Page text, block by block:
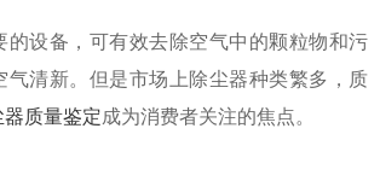
的设备，可有效去除空气中的颗粒物和污
气清新。但是市场上除尘器种类繁多，质
器质量鉴定成为消费者关注的焦点。